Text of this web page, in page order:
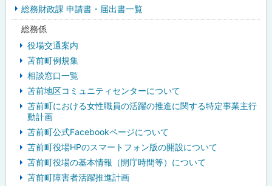
ド 総務財政課 申請書・届出書一覧
総務係
役場交通案内
苫前町例規集
相談窓口一覧
苫前地区コミュニティセンターについて
苫前町における女性職員の活躍の推進に関する特定事業主行
動計画
苫前町公式Facebookページについて
苫前町役場HPのスマートフォン版の開設について
苫前町役場の基本情報（開庁時間等）について
苫前町障害者活躍推進計画